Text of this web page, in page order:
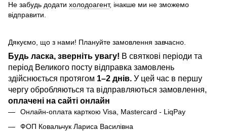
Не забудь додати холодоагент, інакше ми не зможемо
відправити.
Дякуємо, що з нами! Плануйте замовлення завчасно.
Будь ласка, зверніть увагу! В святкові періоди та
період Великого посту відправка замовлень
здійснюється протягом 1–2 днів. У цей час в першу
чергу обробляються та відправляються замовлення,
оплачені на сайті онлайн
Онлайн-оплата карткою Visa, Mastercard - LiqPay
ФОП Ковальчук Лариса Василівна